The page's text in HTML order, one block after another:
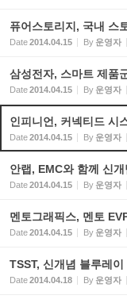
퓨어스토리지, 국내 스
Date2014.04.15 By 운영자
삼성전자, 스마트 제품
Date2014.04.15 By 운영자
인피니언, 커넥티드 시
Date2014.04.15 By 운영자
안랩, EMC와 함께 신개
Date2014.04.15 By 운영자
멘토그래픽스, 멘토
Date2014.04.15 By 운영자
TSST, 신개념 블루레이
Date2014.04.18 By 운영자